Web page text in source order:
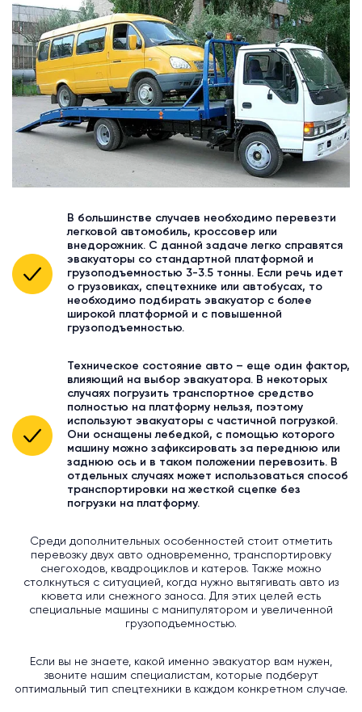
В большинстве случаев необходимо перевезти
легковой автомобиль, кроссовер или
внедорожник. С данной задаче легко справятся
эвакуаторы со стандартной платформой и
грузоподъемностью 3-3.5 тонны. Если речь идет
о грузовиках, спецтехнике или автобусах, то
необходимо подбирать эвакуатор с более
широкой платформой и с повышенной
грузоподъемностью.
Техническое состояние авто – еще один фактор,
влияющий на выбор эвакуатора. В некоторых
случаях погрузить транспортное средство
полностью на платформу нельзя, поэтому
используют эвакуаторы с частичной погрузкой.
Они оснащены лебедкой, с помощью которого
машину можно зафиксировать за переднюю или
заднюю ось и в таком положении перевозить. В
отдельных случаях может использоваться способ
транспортировки на жесткой сцепке без
погрузки на платформу.
Среди дополнительных особенностей стоит отметить
перевозку двух авто одновременно, транспортировку
снегоходов, квадроциклов и катеров. Также можно
столкнуться с ситуацией, когда нужно вытягивать авто из
кювета или снежного заноса. Для этих целей есть
специальные машины с манипулятором и увеличенной
грузоподъемностью.
Если вы не знаете, какой именно эвакуатор вам нужен,
звоните нашим специалистам, которые подберут
оптимальный тип спецтехники в каждом конкретном случае.